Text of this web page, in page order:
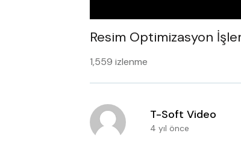
Resim Optimizasyon
1,559 izlenme
T-Soft Video
4 yıl önce